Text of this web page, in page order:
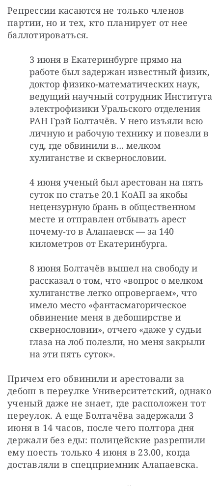
Репрессии касаются не только членов
партии, но и тех, кто планирует от нее
баллотироваться.
3 июня в Екатеринбурге прямо на
работе был задержан известный физик,
доктор физико-математических наук,
ведущий научный сотрудник Института
электрофизики Уральского отделения
РАН Грэй Болтачёв. У него изъяли всю
личную и рабочую технику и повезли в
суд, где обвинили в… мелком
хулиганстве и сквернословии.
4 июня ученый был арестован на пять
суток по статье 20.1 КоАП за якобы
нецензурную брань в общественном
месте и отправлен отбывать арест
почему-то в Алапаевск — за 140
километров от Екатеринбурга.
8 июня Болтачёв вышел на свободу и
рассказал о том, что «вопрос о мелком
хулиганстве легко опровергаем», что
имело место «фантасмагорическое
обвинение меня в дебоширстве и
сквернословии», отчего «даже у судьи
глаза на лоб полезли, но меня закрыли
на эти пять суток».
Причем его обвинили и арестовали за
дебош в переулке Университетский, однако
ученый даже не знает, где расположен тот
переулок. А еще Болтачёва задержали 3
июня в 14 часов, после чего полтора дня
держали без еды: полицейские разрешили
ему поесть только 4 июня в 23.00, когда
доставляли в спецприемник Алапаевска.